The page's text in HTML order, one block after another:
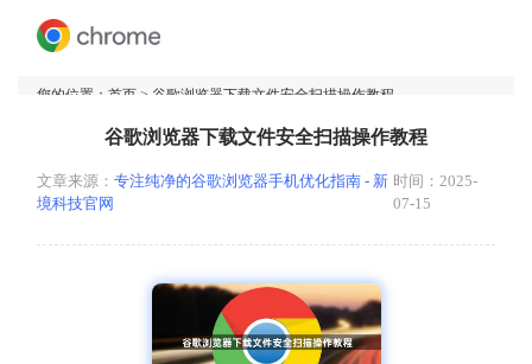
您的位置： 首页 > 谷歌浏览器下载文件安全扫描操作教程
谷歌浏览器下载文件安全扫描操作教程
文章来源： 专注纯净的谷歌浏览器手机优化指南 - 新
境科技官网
时间：2025-
07-15